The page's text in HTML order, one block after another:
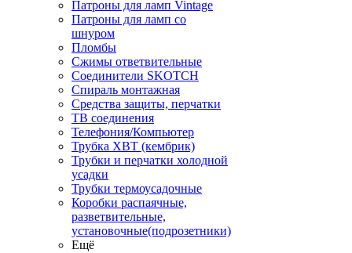
Патроны для ламп Vintage
Патроны для ламп со
шнуром
Пломбы
Сжимы ответвительные
Соединители SKOTCH
Спираль монтажная
Средства защиты, перчатки
ТВ соединения
Телефония/Компьютер
Трубка ХВТ (кембрик)
Трубки и перчатки холодной
усадки
Трубки термоусадочные
Коробки распаячные,
разветвительные,
установочные(подрозетники)
Ещё